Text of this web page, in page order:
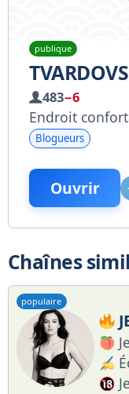
publique
483−6
Endroit
Blogueurs
Ouvrir
Chaînes
populaire